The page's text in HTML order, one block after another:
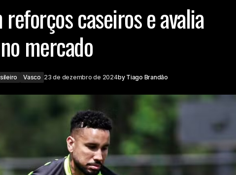
caseiros e avalia
mercado
Vasco 23 de dezembro de 2024by Tiago Brandão